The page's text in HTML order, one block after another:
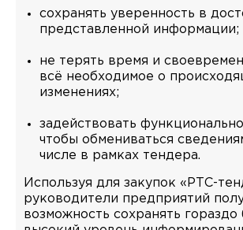
сохранять уверенность в
представленной информации;
не терять время и
всё необходимое о
изменениях;
задействовать
чтобы обмениваться
числе в рамках тендера.
Используя для закупок «РТС-
руководители предприятий
возможность сохранять гораздо